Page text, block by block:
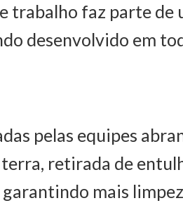
trabalho faz parte
desenvolvido em
pelas equipes
retirada de
mais